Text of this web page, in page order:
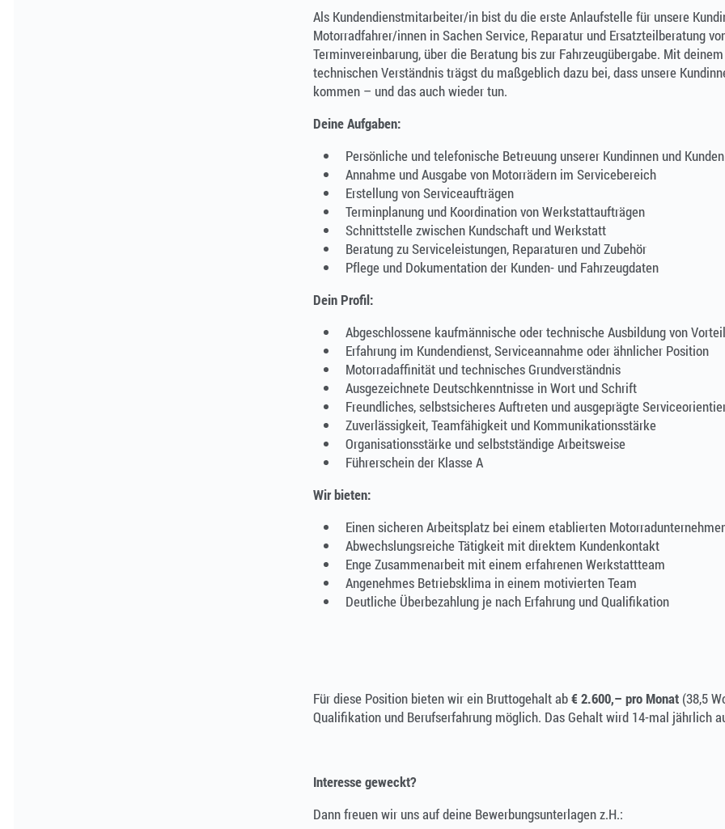
Als Kundendienstmitarbeiter/in bist du die erste Anlaufstelle für unsere
Motorradfahrer/innen in Sachen Service, Reparatur und Ersatzteilberatung
Terminvereinbarung, über die Beratung bis zur Fahrzeugübergabe. Mit
technischen Verständnis trägst du maßgeblich dazu bei, dass unsere
kommen – und das auch wieder tun.
Deine Aufgaben:
Persönliche und telefonische Betreuung unserer Kundinnen und Kunden
Annahme und Ausgabe von Motorrädern im Servicebereich
Erstellung von Serviceaufträgen
Terminplanung und Koordination von Werkstattaufträgen
Schnittstelle zwischen Kundschaft und Werkstatt
Beratung zu Serviceleistungen, Reparaturen und Zubehör
Pflege und Dokumentation der Kunden- und Fahrzeugdaten
Dein Profil:
Abgeschlossene kaufmännische oder technische Ausbildung von Vorteil
Erfahrung im Kundendienst, Serviceannahme oder ähnlicher Position
Motorradaffinität und technisches Grundverständnis
Ausgezeichnete Deutschkenntnisse in Wort und Schrift
Freundliches, selbstsicheres Auftreten und ausgeprägte
Zuverlässigkeit, Teamfähigkeit und Kommunikationsstärke
Organisationsstärke und selbstständige Arbeitsweise
Führerschein der Klasse A
Wir bieten:
Einen sicheren Arbeitsplatz bei einem etablierten
Abwechslungsreiche Tätigkeit mit direktem Kundenkontakt
Enge Zusammenarbeit mit einem erfahrenen Werkstattteam
Angenehmes Betriebsklima in einem motivierten Team
Deutliche Überbezahlung je nach Erfahrung und Qualifikation
Für diese Position bieten wir ein Bruttogehalt ab€ 2.600,– pro Monat (38,5
Qualifikation und Berufserfahrung möglich. Das Gehalt wird 14-mal jährlich
Interesse geweckt?
Dann freuen wir uns auf deine Bewerbungsunterlagen z.H.: